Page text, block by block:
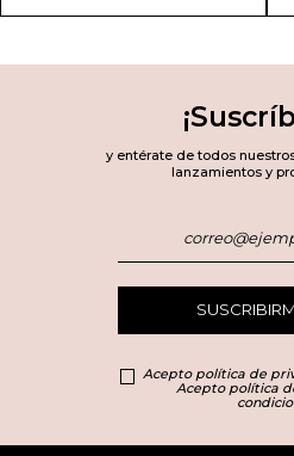
y entérate de todos
lanzamientos y
Acepto política de
Acepto política